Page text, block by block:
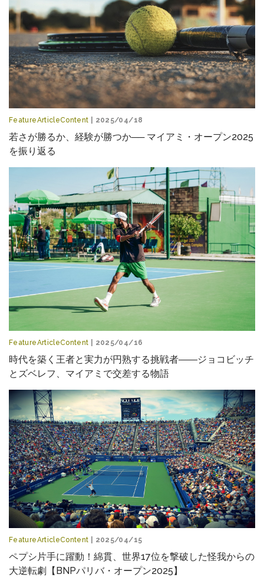
FeatureArticleContent | 2025/04/18
若さが勝るか、経験が勝つか── マイアミ・オープン2025
を振り返る
FeatureArticleContent | 2025/04/16
時代を築く王者と実力が円熟する挑戦者――ジョコビッチ
とズベレフ、マイアミで交差する物語
FeatureArticleContent | 2025/04/15
ペプシ片手に躍動！綿貫、世界17位を撃破した怪我からの
大逆転劇【BNPパリバ・オープン2025】